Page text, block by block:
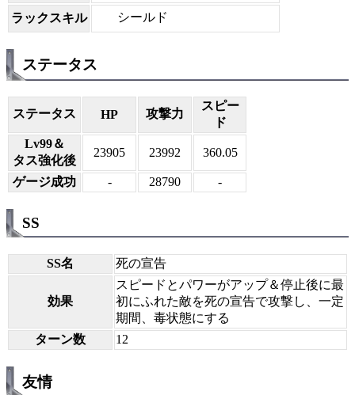
ラックスキル
シールド
ステータス
ステータス HP 攻撃力
スピー
ド
Lv99＆
タス強化後
23905 23992 360.05
ゲージ成功 - 28790 -
SS
SS名 死の宣告
効果
スピードとパワーがアップ＆停止後に最
初にふれた敵を死の宣告で攻撃し、一定
期間、毒状態にする
ターン数
12
友情